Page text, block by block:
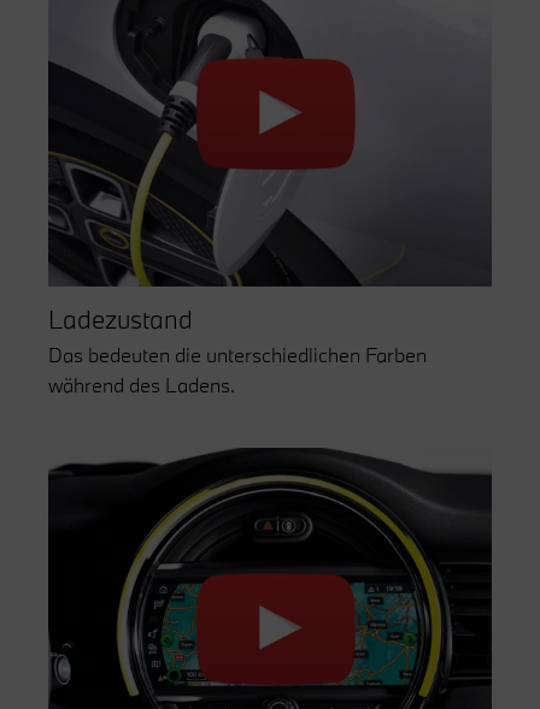
Ladezustand
Das bedeuten die unterschiedlichen Farben
während des Ladens.